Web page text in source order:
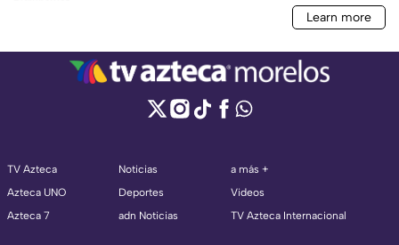
TV Azteca
Azteca UNO
Azteca 7
Noticias
Deportes
adn Noticias
a más +
Videos
TV Azteca Internacional